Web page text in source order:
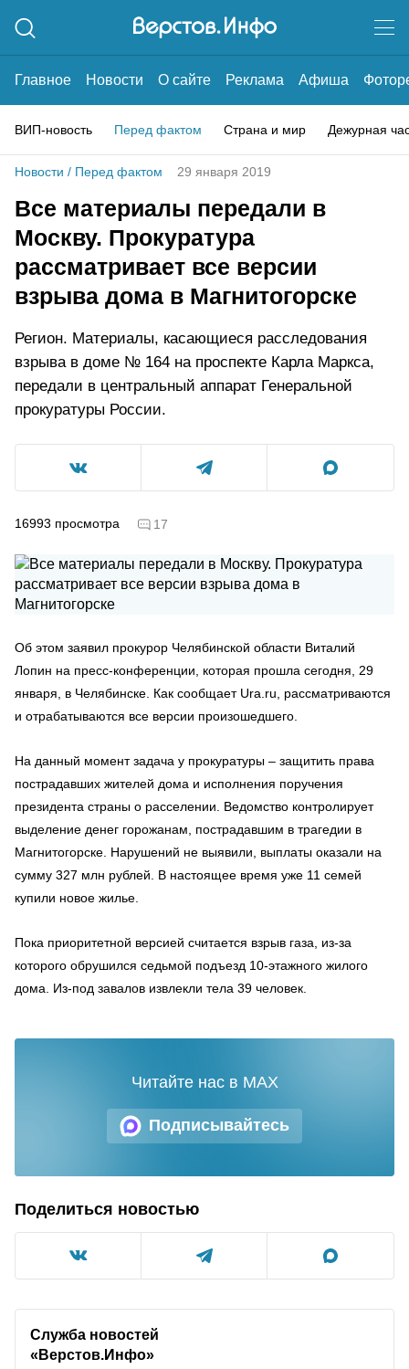
Главное Новости О сайте Реклама Афиша
ВИП-новость Перед фактом Страна и мир Дежурная
Новости / Перед фактом 29 января 2019
Все материалы передали в
Москву. Прокуратура
рассматривает все версии
взрыва дома в Магнитогорске
Регион. Материалы, касающиеся расследования
взрыва в доме № 164 на проспекте Карла Маркса,
передали в центральный аппарат Генеральной
прокуратуры России.
16993 просмотра 17
Об этом заявил прокурор Челябинской области Виталий
Лопин на пресс-конференции, которая прошла сегодня, 29
января, в Челябинске. Как сообщает Ura.ru, рассматриваются
и отрабатываются все версии произошедшего.
На данный момент задача у прокуратуры – защитить права
пострадавших жителей дома и исполнения поручения
президента страны о расселении. Ведомство контролирует
выделение денег горожанам, пострадавшим в трагедии в
Магнитогорске. Нарушений не выявили, выплаты оказали на
сумму 327 млн рублей. В настоящее время уже 11 семей
купили новое жилье.
Пока приоритетной версией считается взрыв газа, из-за
которого обрушился седьмой подъезд 10-этажного жилого
дома. Из-под завалов извлекли тела 39 человек.
Подписывайтесь
Читайте нас в MAX
Поделиться новостью
Служба новостей
«Верстов.Инфо»